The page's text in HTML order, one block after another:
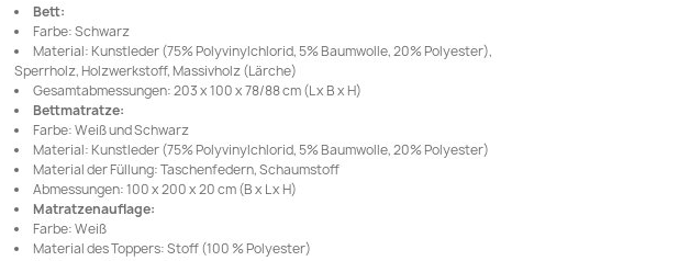
Bett:
Farbe: Schwarz
Material: Kunstleder (75% Polyvinylchlorid, 5% Baumwolle, 20% Polyester),
Sperrholz, Holzwerkstoff, Massivholz (Lärche)
Gesamtabmessungen: 203 x 100 x 78/88 cm (L x B x H)
Bettmatratze:
Farbe: Weiß und Schwarz
Material: Kunstleder (75% Polyvinylchlorid, 5% Baumwolle, 20% Polyester)
Material der Füllung: Taschenfedern, Schaumstoff
Abmessungen: 100 x 200 x 20 cm (B x L x H)
Matratzenauflage:
Farbe: Weiß
Material des Toppers: Stoff (100 % Polyester)